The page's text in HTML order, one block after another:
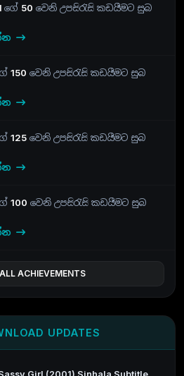
ගේ 50 වෙනි උපසිරැසි කඩයීමට සුබ
150 වෙනි උපසිරැසි කඩයීමට සුබ
125 වෙනි උපසිරැසි කඩයීමට සුබ
100 වෙනි උපසිරැසි කඩයීමට සුබ
ACHIEVEMENTS
UPDATES